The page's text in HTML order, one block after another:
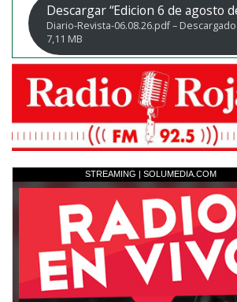
Descargar “Edicion 6 de agosto
Diario-Revista-06.08.26.pdf –
7,11 MB